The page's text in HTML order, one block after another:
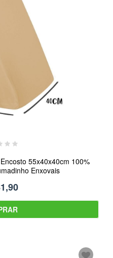
55x40x40cm 100%
Enxovais